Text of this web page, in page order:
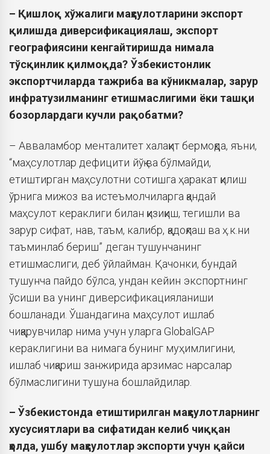
– Қишлоқ хўжалиги маҳсулотларини экспорт
қилишда диверсификациялаш, экспорт
географиясини кенгайтиришда нимала
тўсқинлик қилмоқда? Ўзбекистонлик
экспортчиларда тажриба ва кўникмалар, зарур
инфратузилманинг етишмаслигими ёки ташқи
бозорлардаги кучли рақобатми?
– Авваламбор менталитет халақит бермоқда, яъни,
“маҳсулотлар дефицити йўқ ва бўлмайди,
етиштирган маҳсулотни сотишга ҳаракат қилиш
ўрнига мижоз ва истеъмолчиларга қандай
маҳсулот кераклиги билан қизиқиш, тегишли ва
зарур сифат, нав, таъм, калибр, қадоқлаш ва ҳ.к.ни
таъминлаб бериш” деган тушунчанинг
етишмаслиги, деб ўйлайман. Қачонки, бундай
тушунча пайдо бўлса, ундан кейин экспортнинг
ўсиши ва унинг диверсификацияланиши
бошланади. Ўшандагина маҳсулот ишлаб
чиқарувчилар нима учун уларга GlobalGAP
кераклигини ва нимага бунинг муҳимлигини,
ишлаб чиқариш занжирида арзимас нарсалар
бўлмаслигини тушуна бошлайдилар.
– Ўзбекистонда етиштирилган маҳсулотларнинг
хусусиятлари ва сифатидан келиб чиққан
ҳолда, ушбу маҳсулотлар экспорти учун қайси